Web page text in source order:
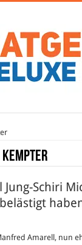
Kempter
Schiri
Amarell, nun